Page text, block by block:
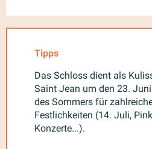
Tipps
Das Schloss dient als
Saint Jean um den 23.
des Sommers für
Festlichkeiten (14. Juli,
Konzerte...).